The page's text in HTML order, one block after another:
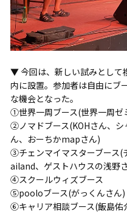
▼ 今回は、新しい試みとして
内に設置。参加者は自由にブ
な機会となった。
①世界一周ブース(世界一周ゼ
②ノマドブース(KOHさん、シ
ん、おーちかmapさん)
③チェンマイマスターブース(
ailand、ゲストハウスの浅野
④スクールウィズブース
⑤pooloブース(がっくんさん)
⑥キャリア相談ブース(飯島